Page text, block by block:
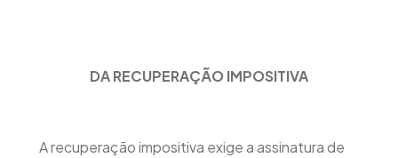
DA RECUPERAÇÃO IMPOSITIVA
A recuperação impositiva exige a assinatura de